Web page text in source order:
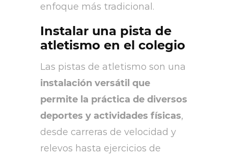
enfoque más tradicional.
Instalar una pista de
atletismo en el colegio
Las pistas de atletismo son una
instalación versátil que
permite la práctica de diversos
deportes y actividades físicas,
desde carreras de velocidad y
relevos hasta ejercicios de